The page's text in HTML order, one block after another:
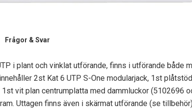
Frågor & Svar
i plant och vinklat utförande, finns i utförande både
2st Kat 6 UTP S-One modularjack, 1st
vit plan centrumplatta med dammluckor (5102696
Uttagen finns även i skärmat utförande (se